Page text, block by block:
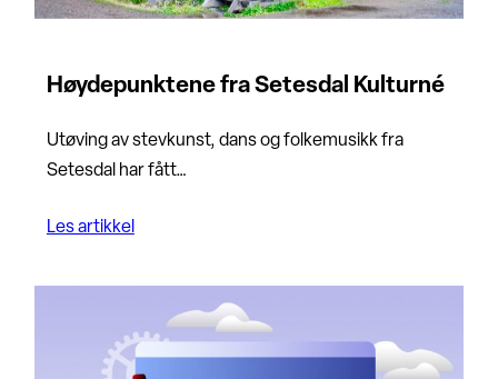
Høydepunktene fra Setesdal Kulturné
Utøving av stevkunst, dans og folkemusikk fra
Setesdal har fått…
Les artikkel